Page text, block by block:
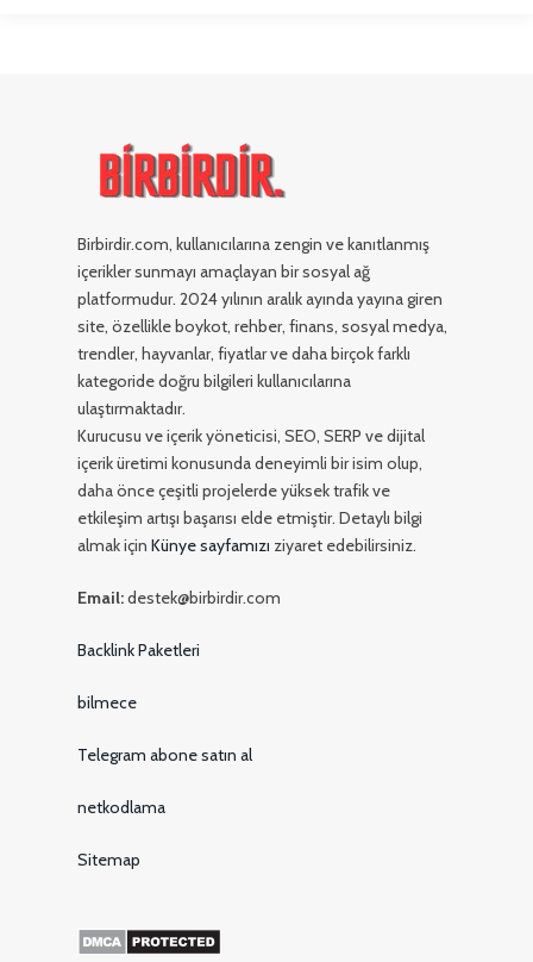
Birbirdir.com, kullanıcılarına zengin ve kanıtlanmış
içerikler sunmayı amaçlayan bir sosyal ağ
platformudur. 2024 yılının aralık ayında yayına giren
site, özellikle boykot, rehber, finans, sosyal medya,
trendler, hayvanlar, fiyatlar ve daha birçok farklı
kategoride doğru bilgileri kullanıcılarına
ulaştırmaktadır.
Kurucusu ve içerik yöneticisi, SEO, SERP ve dijital
içerik üretimi konusunda deneyimli bir isim olup,
daha önce çeşitli projelerde yüksek trafik ve
etkileşim artışı başarısı elde etmiştir. Detaylı bilgi
almak içinKünye sayfamızı ziyaret edebilirsiniz.
Email:destek@birbirdir.com
Backlink Paketleri
bilmece
Telegram abone satın al
netkodlama
Sitemap